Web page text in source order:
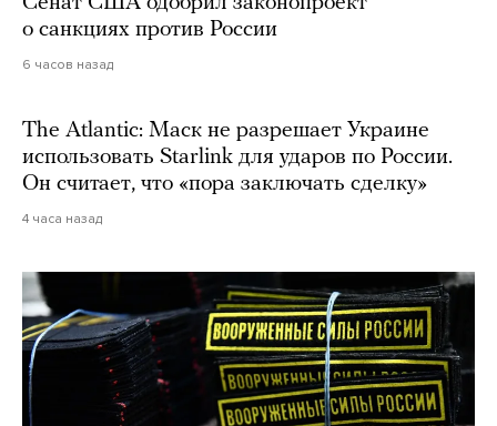
о санкциях против России
6 часов назад
The Atlantic: Маск не разрешает Украине
использовать Starlink для ударов по России.
Он считает, что «пора заключать сделку»
4 часа назад